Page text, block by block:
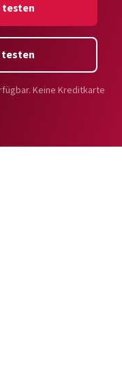
testen
testen
Keine Kreditkarte